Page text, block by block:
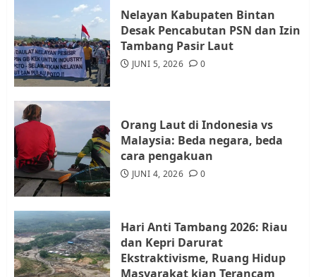
4
Warga Rempang Ajukan
Audiensi dengan Wali Kota
5
Tim Advokasi Desak BP Batam
Berhenti Merampas Tanah
Nelayan Kabupaten Bintan
Desak Pencabutan PSN dan Izin
Tambang Pasir Laut
JUNI 5, 2026 0
Orang Laut di Indonesia vs
Malaysia: Beda negara, beda
cara pengakuan
JUNI 4, 2026 0
Hari Anti Tambang 2026: Riau
dan Kepri Darurat
Ekstraktivisme, Ruang Hidup
Masyarakat kian Terancam